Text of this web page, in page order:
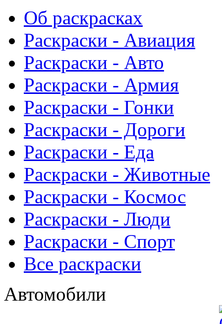
Об раскрасках
Раскраски - Авиация
Раскраски - Авто
Раскраски - Армия
Раскраски - Гонки
Раскраски - Дороги
Раскраски - Еда
Раскраски - Животныe
Раскраски - Космос
Раскраски - Люди
Раскраски - Спорт
Все раскраски
Автомобили